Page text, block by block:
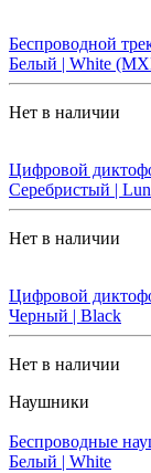
Беспроводной
Белый | White
Нет в наличии
Цифровой
Серебристый |
Нет в наличии
Цифровой
Черный | Black
Нет в наличии
Наушники
Беспроводные
Белый | White